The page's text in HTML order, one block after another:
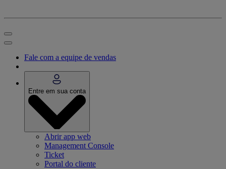
Fale com a equipe de vendas
Entre em sua conta
Abrir app web
Management Console
Ticket
Portal do cliente